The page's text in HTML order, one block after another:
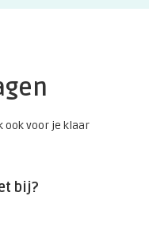
ook voor je klaar
bij?